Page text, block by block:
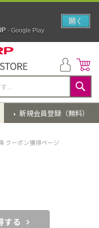
検
索
新規会員登録（無料）
クーポン獲得ページ
する
- Google Play
開く